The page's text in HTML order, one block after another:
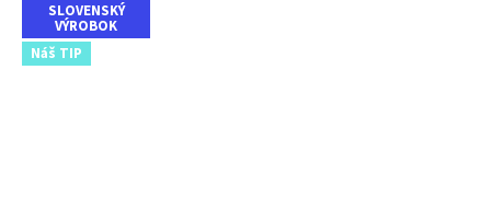
SLOVENSKÝ
VÝROBOK
Náš TIP